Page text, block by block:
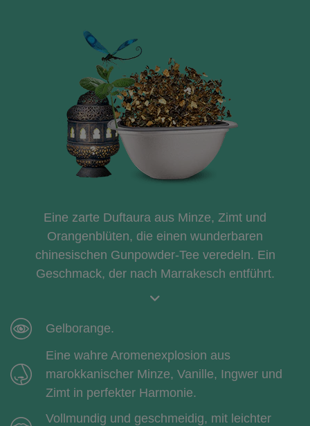
Eine zarte Duftaura aus Minze, Zimt und
Orangenblüten, die einen wunderbaren
chinesischen Gunpowder-Tee veredeln. Ein
Geschmack, der nach Marrakesch entführt.
Gelborange.
Eine wahre Aromenexplosion aus
marokkanischer Minze, Vanille, Ingwer und
Zimt in perfekter Harmonie.
Vollmundig und geschmeidig, mit leichter